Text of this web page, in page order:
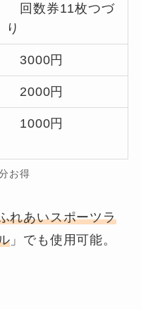
回数券11枚つづ
り
3000円
2000円
1000円
お得
れあいスポーツラ
」でも使用可能。